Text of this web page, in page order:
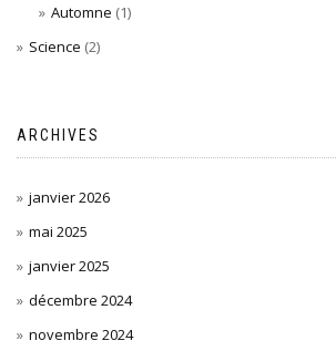
Automne (1)
Science (2)
ARCHIVES
janvier 2026
mai 2025
janvier 2025
décembre 2024
novembre 2024